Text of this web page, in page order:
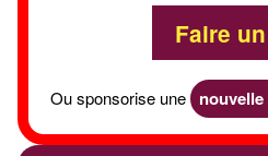
Faire
Ou sponsorise une